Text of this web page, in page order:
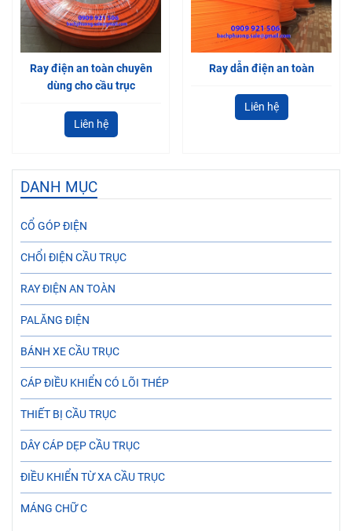
Ray điện an toàn chuyên
dùng cho cầu trục
Liên hệ
Ray dẫn điện an toàn
Liên hệ
DANH MỤC
CỔ GÓP ĐIỆN
CHỔI ĐIỆN CẦU TRỤC
RAY ĐIỆN AN TOÀN
PALĂNG ĐIỆN
BÁNH XE CẦU TRỤC
CÁP ĐIỀU KHIỂN CÓ LÕI THÉP
THIẾT BỊ CẦU TRỤC
DÂY CÁP DẸP CẦU TRỤC
ĐIỀU KHIỂN TỪ XA CẦU TRỤC
MÁNG CHỮ C